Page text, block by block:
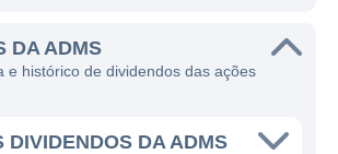
DA ADMS
e histórico de dividendos das ações
DIVIDENDOS DA ADMS